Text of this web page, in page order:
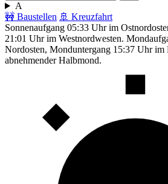
A
🚧 Baustellen 🚢 Kreuzfahrt
Sonnenaufgang 05:33 Uhr im
21:01 Uhr im Westnordwesten.
Nordosten, Monduntergang 15:37 Uhr im
abnehmender Halbmond.